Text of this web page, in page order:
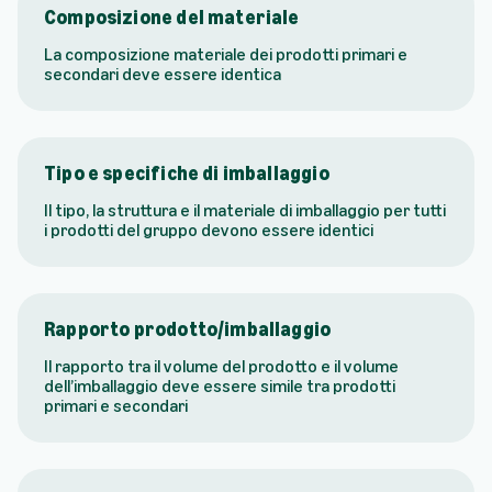
Composizione del materiale
La composizione materiale dei prodotti primari e
secondari deve essere identica
Tipo e specifiche di imballaggio
Il tipo, la struttura e il materiale di imballaggio per tutti
i prodotti del gruppo devono essere identici
Rapporto prodotto/imballaggio
Il rapporto tra il volume del prodotto e il volume
dell’imballaggio deve essere simile tra prodotti
primari e secondari